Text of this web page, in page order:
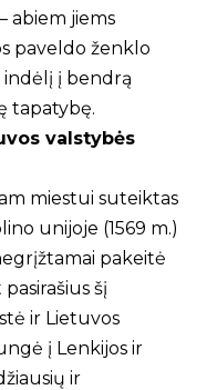
abiem jiems
paveldo ženklo
indėlį į bendrą
tapatybę.
valstybės
miestui suteiktas
unijoje (1569 m.)
pakeitė
šį
ir Lietuvos
į Lenkijos ir
ir